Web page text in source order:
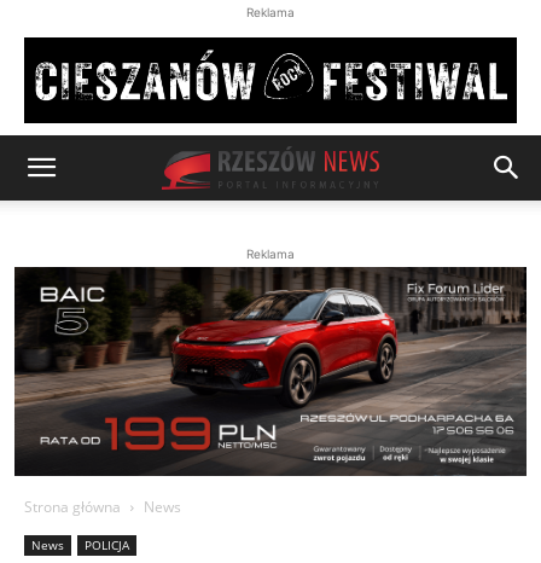
Reklama
Reklama
Strona główna News
News POLICJA